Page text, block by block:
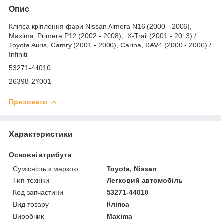
Опис
Кліпса кріплення фари Nissan Almera N16 (2000 - 2006),
Maxima, Primera P12 (2002 - 2008), X-Trail (2001 - 2013) /
Toyota Auris, Camry (2001 - 2006), Carina, RAV4 (2000 - 2006) /
Infiniti
53271-44010
26398-2Y001
Приховати
Характеристики
Основні атрибути
Сумісність з маркою
Toyota, Nissan
Тип техніки
Легковий автомобіль
Код запчастини
53271-44010
Вид товару
Кліпса
Виробник
Maxima